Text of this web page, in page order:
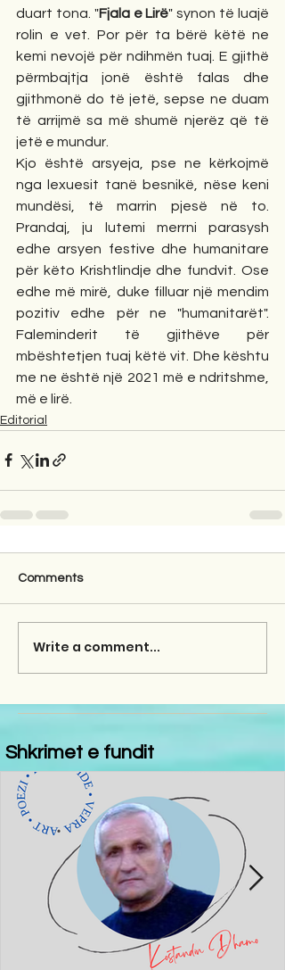
duart tona. "Fjala e Lirë" synon të luajë
rolin e vet. Por për ta bërë këtë ne
kemi nevojë për ndihmën tuaj. E gjithë
përmbajtja jonë është falas dhe
gjithmonë do të jetë, sepse ne duam
të arrijmë sa më shumë njerëz që të
jetë e mundur.
Kjo është arsyeja, pse ne kërkojmë
nga lexuesit tanë besnikë, nëse keni
mundësi, të marrin pjesë në to.
Prandaj, ju lutemi merrni parasysh
edhe arsyen festive dhe humanitare
për këto Krishtlindje dhe fundvit. Ose
edhe më mirë, duke filluar një mendim
pozitiv edhe për ne "humanitarët".
Faleminderit të gjithëve për
mbështetjen tuaj këtë vit. Dhe kështu
me ne është një 2021 më e ndritshme,
më e lirë.
Editorial
Comments
Write a comment...
Shkrimet e fundit